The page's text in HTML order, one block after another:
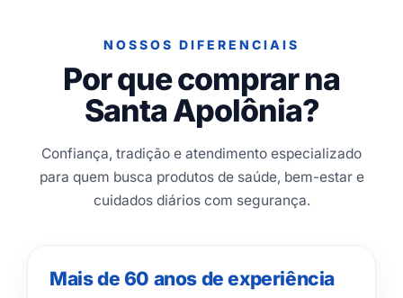
NOSSOS DIFERENCIAIS
Por que comprar na
Santa Apolônia?
Confiança, tradição e atendimento especializado
para quem busca produtos de saúde, bem-estar e
cuidados diários com segurança.
Mais de 60 anos de experiência